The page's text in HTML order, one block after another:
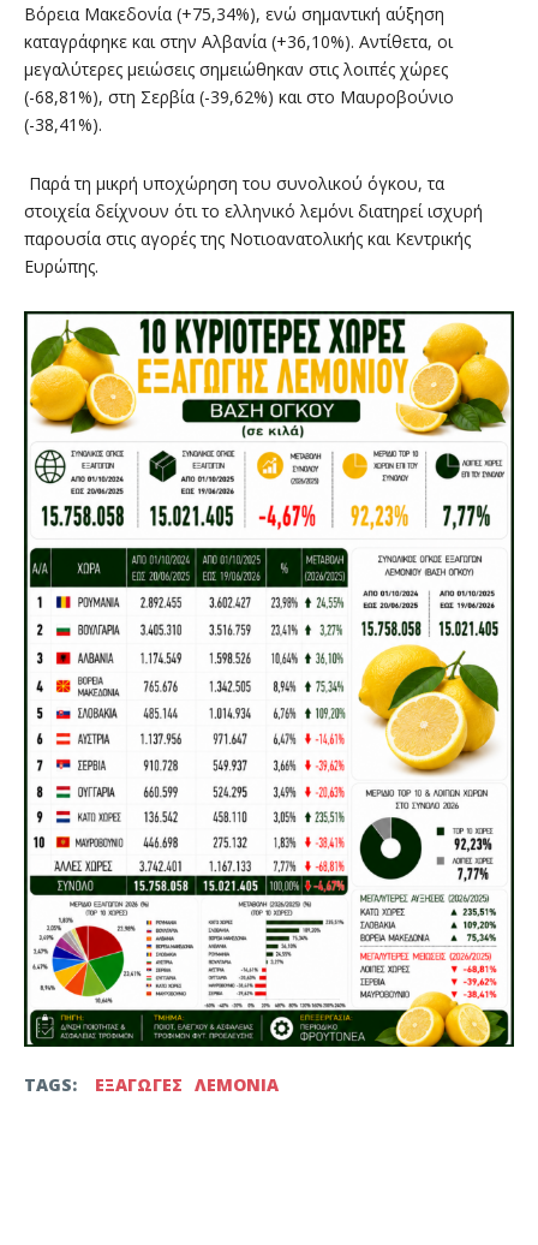
Βόρεια Μακεδονία (+75,34%), ενώ σημαντική αύξηση
καταγράφηκε και στην Αλβανία (+36,10%). Αντίθετα, οι
μεγαλύτερες μειώσεις σημειώθηκαν στις λοιπές χώρες
(-68,81%), στη Σερβία (-39,62%) και στο Μαυροβούνιο
(-38,41%).
Παρά τη μικρή υποχώρηση του συνολικού όγκου, τα
στοιχεία δείχνουν ότι το ελληνικό λεμόνι διατηρεί ισχυρή
παρουσία στις αγορές της Νοτιοανατολικής και Κεντρικής
Ευρώπης.
TAGS: ΕΞΑΓΩΓΕΣ ΛΕΜΟΝΙΑ